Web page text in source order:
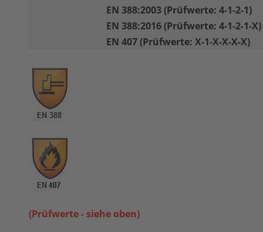
EN 388:2003 (Prüfwerte: 4-1-2-1)
EN 388:2016 (Prüfwerte: 4-1-2-1-X)
EN 407 (Prüfwerte: X-1-X-X-X-X)
(Prüfwerte - siehe oben)